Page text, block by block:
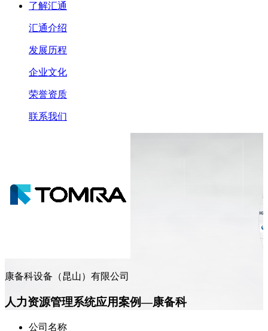
了解汇通
汇通介绍
发展历程
企业文化
荣誉资质
联系我们
康备科设备（昆山）有限公司
人力资源管理系统应用案例—康备科
公司名称